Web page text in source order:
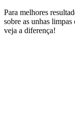
Para melhores
sobre as unhas limpas
veja a diferença!